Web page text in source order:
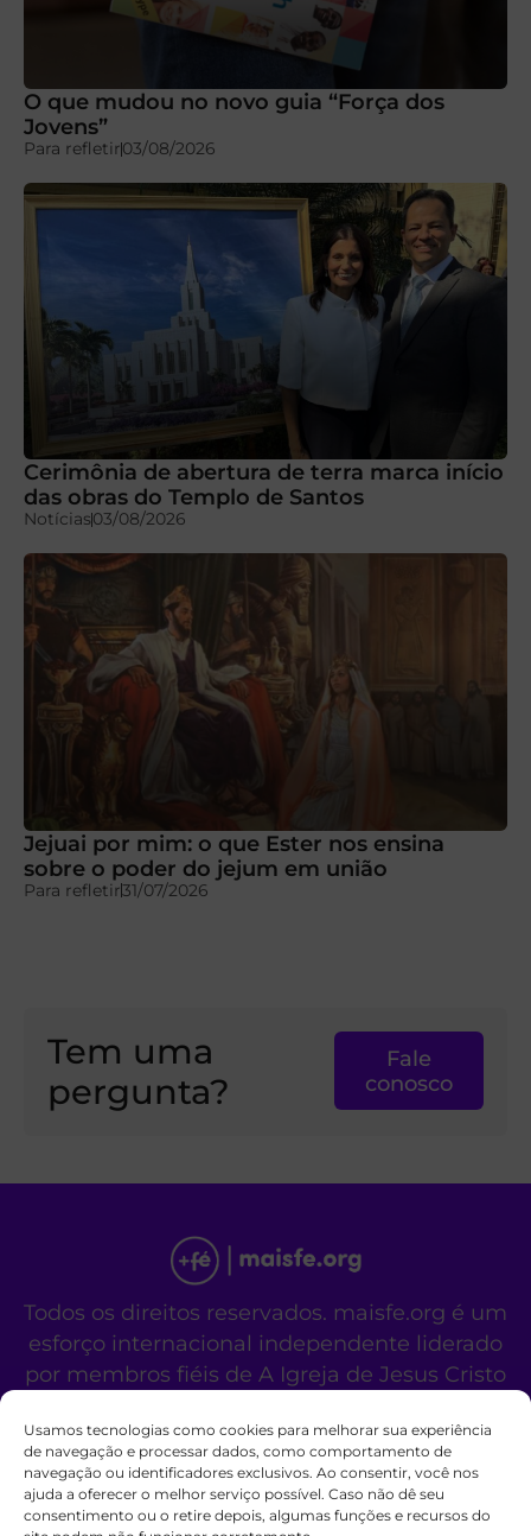
Usamos tecnologias como cookies para melhorar sua experiência
de navegação e processar dados, como comportamento de
navegação ou identificadores exclusivos. Ao consentir, você nos
ajuda a oferecer o melhor serviço possível. Caso não dê seu
consentimento ou o retire depois, algumas funções e recursos do
O que mudou no novo guia “Força dos
Jovens”
Para refletir03/08/2026
Cerimônia de abertura de terra marca início
das obras do Templo de Santos
Notícias03/08/2026
Jejuai por mim: o que Ester nos ensina
sobre o poder do jejum em união
Para refletir31/07/2026
Tem uma
pergunta?
Fale
conosco
Todos os direitos reservados. maisfe.org é um
esforço internacional independente liderado
por membros fiéis de A Igreja de Jesus Cristo
Este site não é um site oficial da organização
religiosa mencionada acima.
Fale Conosco Políticas de Cookies